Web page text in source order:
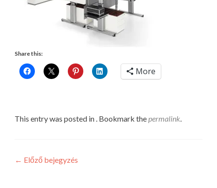
Share this:
More
This entry was posted in . Bookmark thepermalink.
Post
← Előző bejegyzés